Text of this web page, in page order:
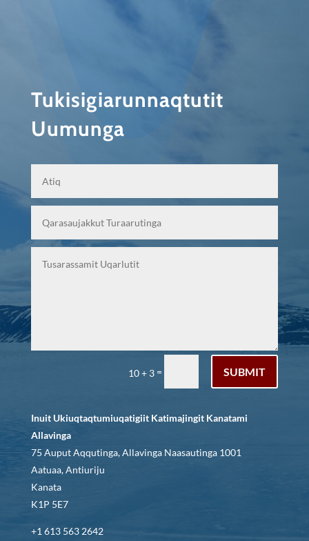
Tukisigiarunnaqtutit
Uumunga
10 + 3 = SUBMIT
Inuit Ukiuqtaqtumiuqatigiit Katimajingit Kanatami
Allavinga
75 Auput Aqqutinga, Allavinga Naasautinga 1001
Aatuaa, Antiuriju
Kanata
K1P 5E7
+1 613 563 2642